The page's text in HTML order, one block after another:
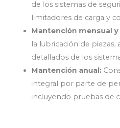
de los sistemas de
limitadores de carga y
Mantención mensual
la lubricación de piezas,
detallados de los
Mantención anual:
integral por parte de
incluyendo pruebas de